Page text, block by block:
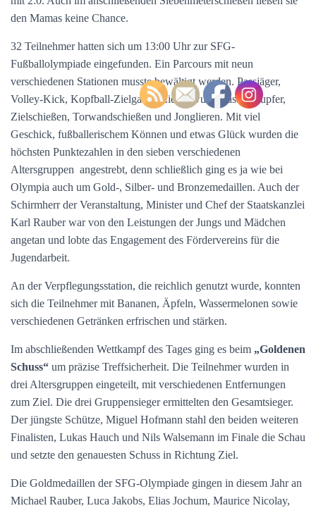
den Mamas keine Chance.
32 Teilnehmer hatten sich um 13:00 Uhr zur SFG-
Fußballolympiade eingefunden. Ein Parcours mit neun
verschiedenen Stationen musste bewältigt werden. Passjäger,
Volley-Kick, Kopfball-Zielgasse, Zieleinwurf, Kasten-Lupfer,
Zielschießen, Torwandschießen und Jonglieren. Mit viel
Geschick, fußballerischem Können und etwas Glück wurden die
höchsten Punktezahlen in den sieben verschiedenen
Altersgruppen angestrebt, denn schließlich ging es ja wie bei
Olympia auch um Gold-, Silber- und Bronzemedaillen. Auch der
Schirmherr der Veranstaltung, Minister und Chef der Staatskanzlei
Karl Rauber war von den Leistungen der Jungs und Mädchen
angetan und lobte das Engagement des Fördervereins für die
Jugendarbeit.
An der Verpflegungsstation, die reichlich genutzt wurde, konnten
sich die Teilnehmer mit Bananen, Äpfeln, Wassermelonen sowie
verschiedenen Getränken erfrischen und stärken.
Im abschließenden Wettkampf des Tages ging es beim „Goldenen
Schuss“ um präzise Treffsicherheit. Die Teilnehmer wurden in
drei Altersgruppen eingeteilt, mit verschiedenen Entfernungen
zum Ziel. Die drei Gruppensieger ermittelten den Gesamtsieger.
Der jüngste Schütze, Miguel Hofmann stahl den beiden weiteren
Finalisten, Lukas Hauch und Nils Walsemann im Finale die Schau
und setzte den genauesten Schuss in Richtung Ziel.
Die Goldmedaillen der SFG-Olympiade gingen in diesem Jahr an
Michael Rauber, Luca Jakobs, Elias Jochum, Maurice Nicolay,